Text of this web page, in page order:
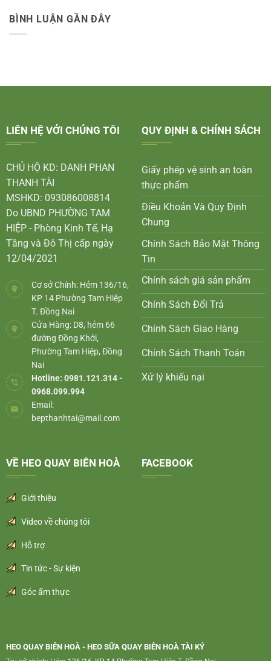
BÌNH LUẬN GẦN ĐÂY
LIÊN HỆ VỚI CHÚNG TÔI
CHỦ HỘ KD: DANH PHAN
THANH TÀI
MSHKD: 093086008814
Do UBND PHƯỜNG TAM
HIỆP - Phòng Kinh Tế, Hạ
Tầng và Đô Thị cấp ngày
12/04/2021
Cơ sở Chính: Hẻm 136/16,
KP 14 Phường Tam Hiệp
T. Đồng Nai
Cửa Hàng: D8, hẻm 66
đường Đồng Khởi,
Phường Tam Hiệp, Đồng
Nai
Hotline: 0981.121.314 -
0968.099.994
Email:
bepthanhtai@mail.com
QUY ĐỊNH & CHÍNH SÁCH
Giấy phép vệ sinh an toàn
thực phẩm
Điều Khoản Và Quy Định
Chung
Chính Sách Bảo Mật Thông
Tin
Chính sách giá sản phẩm
Chính Sách Đổi Trả
Chính Sách Giao Hàng
Chính Sách Thanh Toán
Xử lý khiếu nại
VỀ HEO QUAY BIÊN HOÀ
Giới thiệu
Video về chúng tôi
Hỗ trợ
Tin tức - Sự kiện
Góc ẩm thực
FACEBOOK
HEO QUAY BIÊN HOÀ - HEO SỮA QUAY BIÊN HOÀ TÀI KÝ